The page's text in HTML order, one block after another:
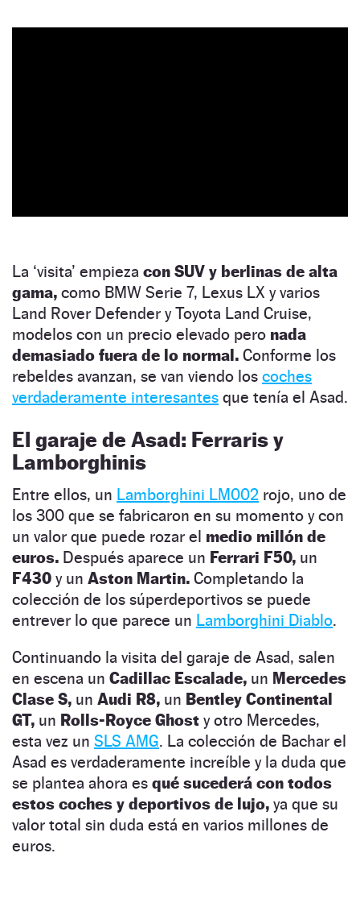
La ‘visita’ empieza con SUV y berlinas de alta
gama, como BMW Serie 7, Lexus LX y varios
Land Rover Defender y Toyota Land Cruise,
modelos con un precio elevado pero nada
demasiado fuera de lo normal. Conforme los
rebeldes avanzan, se van viendo los coches
verdaderamente interesantes que tenía el Asad.
El garaje de Asad: Ferraris y
Lamborghinis
Entre ellos, un Lamborghini LM002 rojo, uno de
los 300 que se fabricaron en su momento y con
un valor que puede rozar el medio millón de
euros. Después aparece un Ferrari F50, un
F430 y un Aston Martin. Completando la
colección de los súperdeportivos se puede
entrever lo que parece un Lamborghini Diablo.
Continuando la visita del garaje de Asad, salen
en escena un Cadillac Escalade, un Mercedes
Clase S, un Audi R8, un Bentley Continental
GT, un Rolls-Royce Ghost y otro Mercedes,
esta vez un SLS AMG. La colección de Bachar el
Asad es verdaderamente increíble y la duda que
se plantea ahora es qué sucederá con todos
estos coches y deportivos de lujo, ya que su
valor total sin duda está en varios millones de
euros.